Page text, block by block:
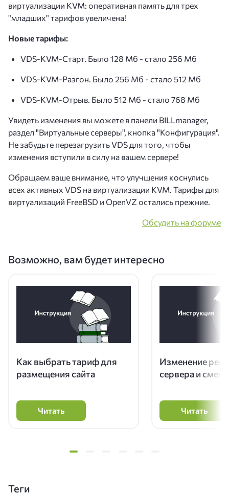
виртуализации KVM: оперативная память для трех
"младших" тарифов увеличена!
Новые тарифы:
VDS-KVM-Старт. Было 128 Мб - стало 256 Мб
VDS-KVM-Разгон. Было 256 Мб - стало 512 Мб
VDS-KVM-Отрыв. Было 512 Мб - стало 768 Мб
Увидеть изменения вы можете в панели BILLmanager,
раздел "Виртуальные серверы", кнопка "Конфигурация".
Не забудьте перезагрузить VDS для того, чтобы
изменения вступили в силу на вашем сервере!
Обращаем ваше внимание, что улучшения коснулись
всех активных VDS на виртуализации KVM. Тарифы для
виртуализаций FreeBSD и OpenVZ остались прежние.
Обсудить на форуме
Возможно, вам будет интересно
Как выбрать тариф для
размещения сайта
Читать
Изменение
сервера и
Читать
Теги